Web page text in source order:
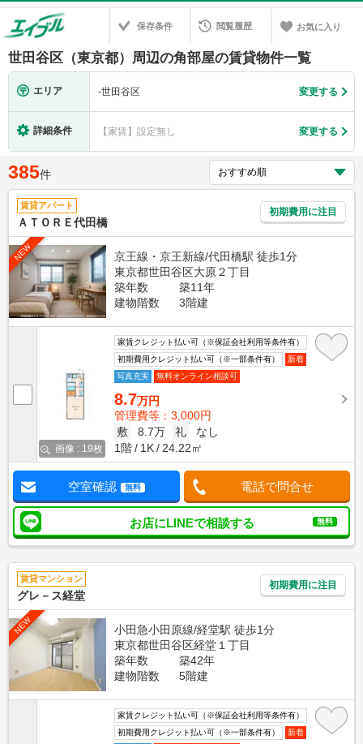
保存条件 閲覧履歴 お気に入り
世田谷区（東京都）周辺の角部屋の賃貸物件一覧
エリア -世田谷区 変更する
詳細条件 【家賃】設定無し 変更する
385件
賃貸アパート
ＡＴＯＲＥ代田橋
初期費用に注目
NEW
京王線・京王新線/代田橋駅 徒歩1分
東京都世田谷区大原２丁目
築年数
築11年
建物階数
3階建
画像 : 19枚
家賃クレジット払い可（※保証会社利用等条件有）
初期費用クレジット払い可（※一部条件有）
新着
写真充実
無料オンライン相談可
8.7万円
管理費等：3,000円
敷
8.7万 礼
なし
1階
1K 24.22㎡
空室確認 無料 電話で問合せ
お店にLINEで相談する 無料
賃貸マンション
グレ－ス経堂
初期費用に注目
NEW
小田急小田原線/経堂駅 徒歩1分
東京都世田谷区経堂１丁目
築年数
築42年
建物階数
5階建
家賃クレジット払い可（※保証会社利用等条件有）
初期費用クレジット払い可（※一部条件有）
新着